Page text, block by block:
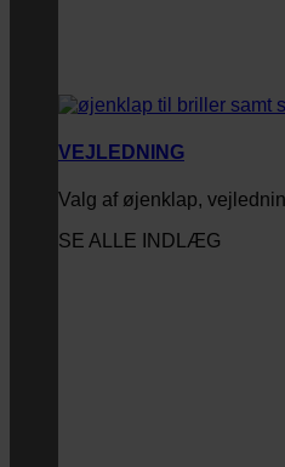
VEJLEDNING
Valg af øjenklap,
SE ALLE INDLÆG